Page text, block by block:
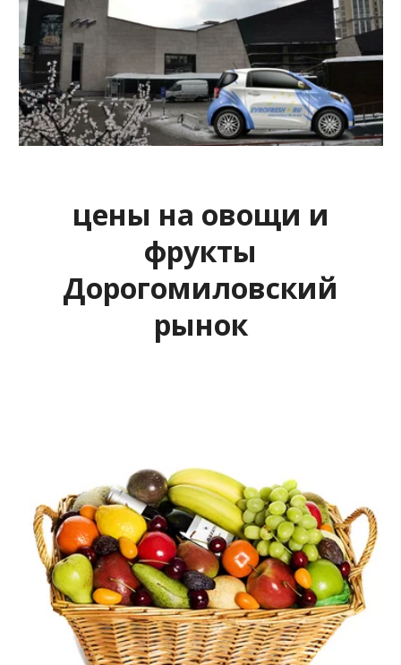
цены на овощи и
фрукты
Дорогомиловский
рынок